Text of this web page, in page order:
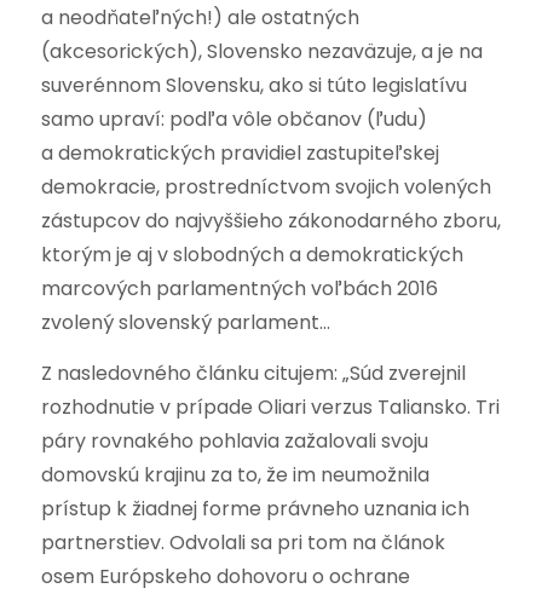
a neodňateľných!) ale ostatných
(akcesorických), Slovensko nezaväzuje, a je na
suverénnom Slovensku, ako si túto legislatívu
samo upraví: podľa vôle občanov (ľudu)
a demokratických pravidiel zastupiteľskej
demokracie, prostredníctvom svojich volených
zástupcov do najvyššieho zákonodarného zboru,
ktorým je aj v slobodných a demokratických
marcových parlamentných voľbách 2016
zvolený slovenský parlament…
Z nasledovného článku citujem: „Súd zverejnil
rozhodnutie v prípade Oliari verzus Taliansko. Tri
páry rovnakého pohlavia zažalovali svoju
domovskú krajinu za to, že im neumožnila
prístup k žiadnej forme právneho uznania ich
partnerstiev. Odvolali sa pri tom na článok
osem Európskeho dohovoru o ochrane